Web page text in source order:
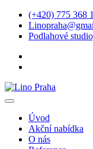
(+420) 775 368
Podlahové
Úvod
Akční nabídka
O nás